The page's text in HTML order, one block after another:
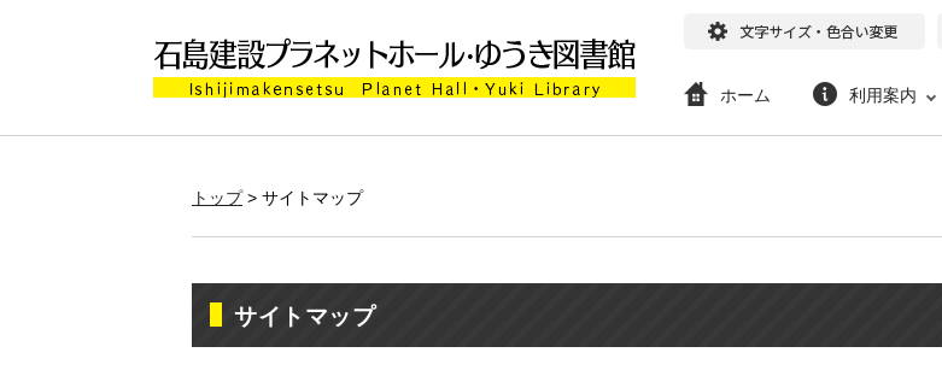
ホーム 利用案内
トップ> サイトマップ
サイトマップ